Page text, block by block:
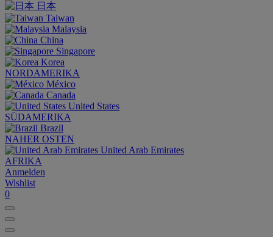
日本
Taiwan
Malaysia
China
Singapore
Korea
NORDAMERIKA
México
Canada
United States
SÜDAMERIKA
Brazil
NAHER OSTEN
United Arab Emirates
AFRIKA
Anmelden
Wishlist
0